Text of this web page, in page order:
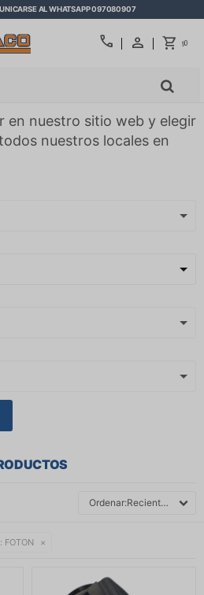
AL WHATSAPP 097080907
call $0
en nuestro sitio web y elegir
nuestros locales en
Recientes
FOTON